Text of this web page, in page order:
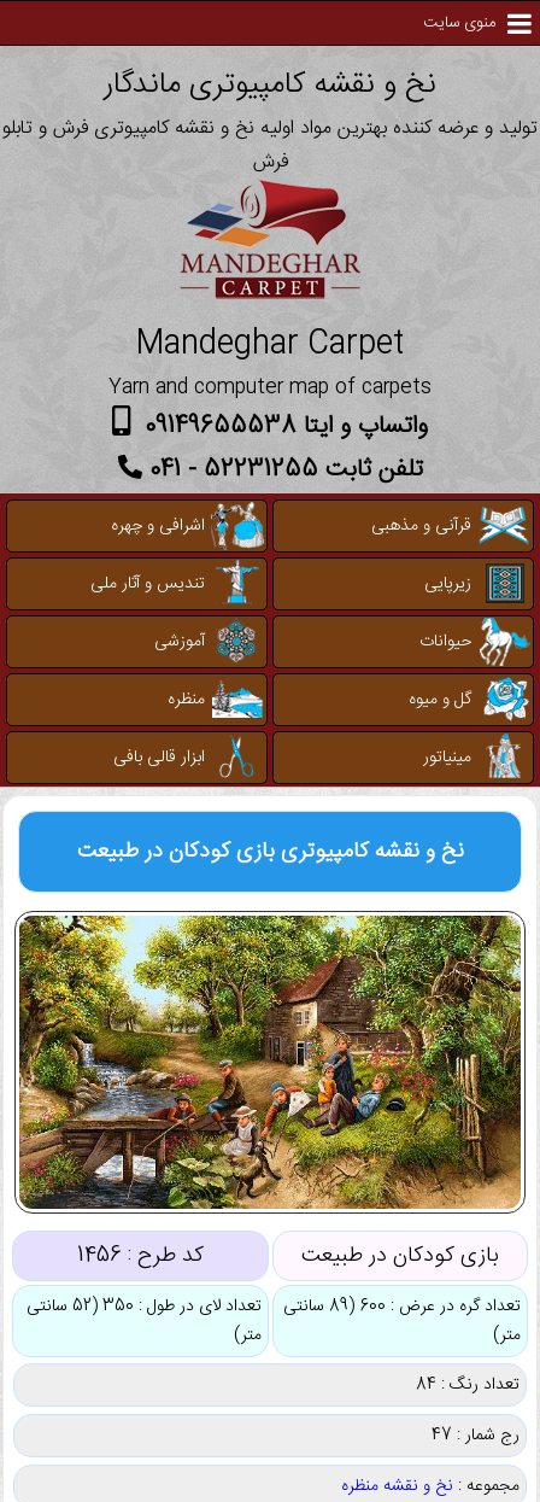
منوی سایت
نخ و نقشه کامپیوتری ماندگار
تولید و عرضه کننده بهترین مواد اولیه نخ و نقشه کامپیوتری فرش و تابلو
فرش
Mandeghar Carpet
Yarn and computer map of carpets
واتساپ و ایتا 09149655538
تلفن ثابت 52231255 - 041
قرآنی و مذهبی
اشرافی و چهره
زیرپایی
تندیس و آثار ملی
حیوانات
آموزشی
گل و میوه
منظره
مینیاتور
ابزار قالی بافی
نخ و نقشه کامپیوتریبازی کودکان در طبیعت
بازی کودکان در طبیعت کد طرح : 1456
تعداد گره در عرض : 600 (89 سانتی
متر)
تعداد لای در طول : 350 (52 سانتی
متر)
تعداد رنگ : 84
رج شمار : 47
مجموعه : نخ و نقشه منظره